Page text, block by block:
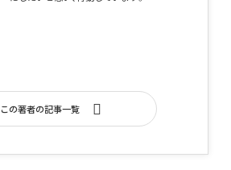
この著者の記事一覧